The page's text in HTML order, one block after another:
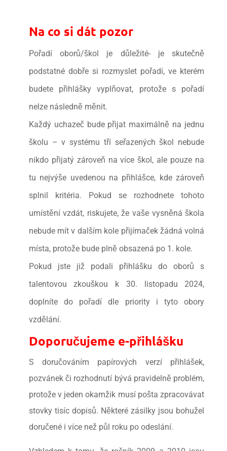
Na co si dát pozor
Pořadí oborů/škol je důležité- je skutečně
podstatné dobře si rozmyslet pořadí, ve kterém
budete přihlášky vyplňovat, protože s pořadí
nelze následně měnit.
Každý uchazeč bude přijat maximálně na jednu
školu – v systému tří seřazených škol nebude
nikdo přijatý zároveň na více škol, ale pouze na
tu nejvýše uvedenou na přihlášce, kde zároveň
splnil kritéria. Pokud se rozhodnete tohoto
umístění vzdát, riskujete, že vaše vysněná škola
nebude mít v dalším kole přijímaček žádná volná
místa, protože bude plně obsazená po 1. kole.
Pokud jste již podali přihlášku do oborů s
talentovou zkouškou k 30. listopadu 2024,
doplníte do pořadí dle priority i tyto obory
vzdělání.
Doporučujeme e-přihlášku
S doručováním papírových verzí přihlášek,
pozvánek či rozhodnutí bývá pravidelně problém,
protože v jeden okamžik musí pošta zpracovávat
stovky tisíc dopisů. Některé zásilky jsou bohužel
doručené i více než půl roku po odeslání.